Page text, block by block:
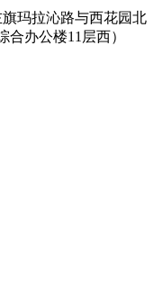
玛拉沁路与西花园北
办公楼11层西）